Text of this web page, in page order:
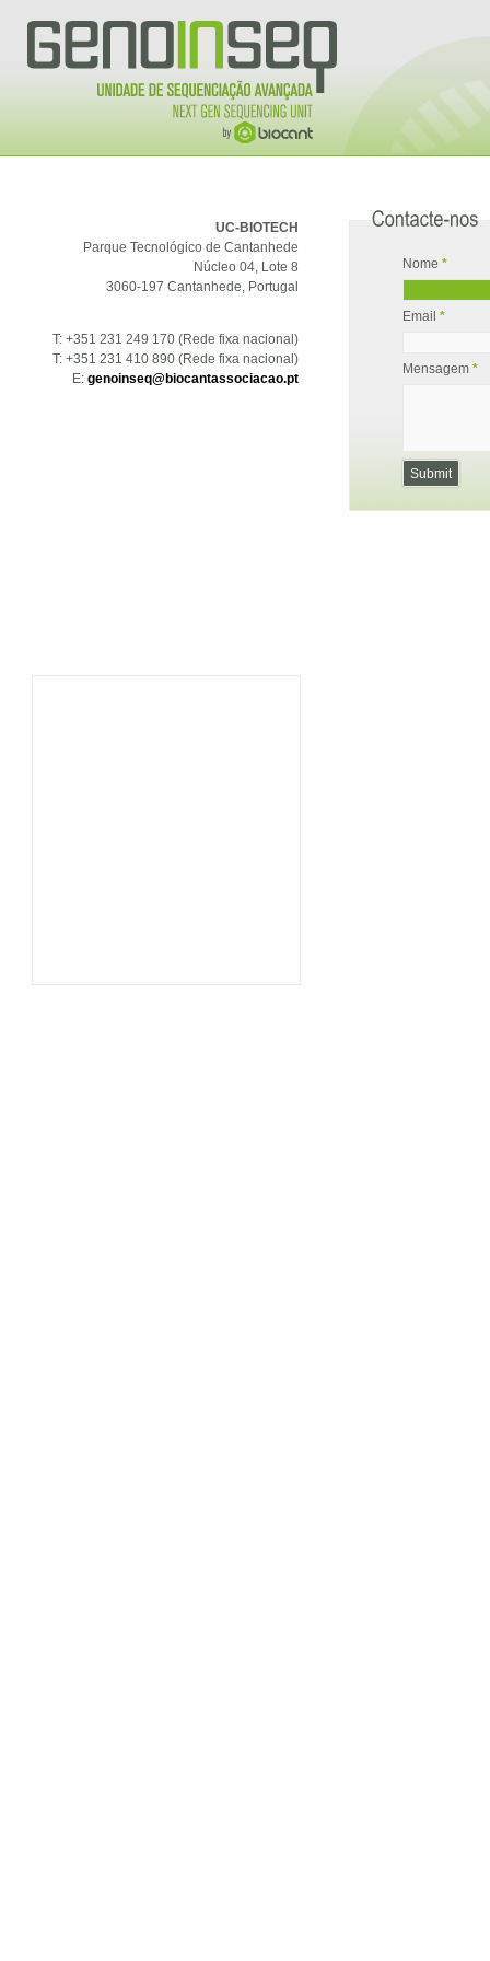
UC-BIOTECH
Parque Tecnológico de Cantanhede
Núcleo 04, Lote 8
3060-197 Cantanhede, Portugal
T: +351 231 249 170 (Rede fixa nacional)
T: +351 231 410 890 (Rede fixa nacional)
E: genoinseq@biocantassociacao.pt
Nome *
Email *
Mensagem *